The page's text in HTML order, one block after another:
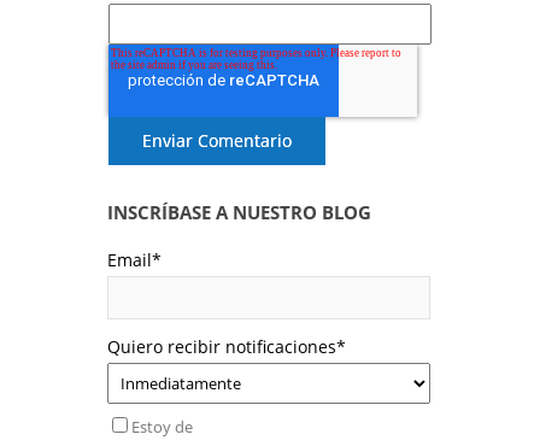
INSCRÍBASE A NUESTRO BLOG
Email*
Quiero recibir notificaciones*
Estoy de